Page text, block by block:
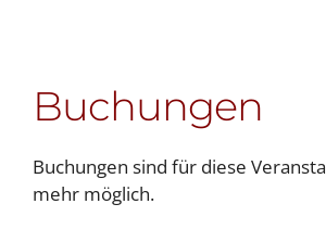
Buchungen
Buchungen sind für diese
mehr möglich.